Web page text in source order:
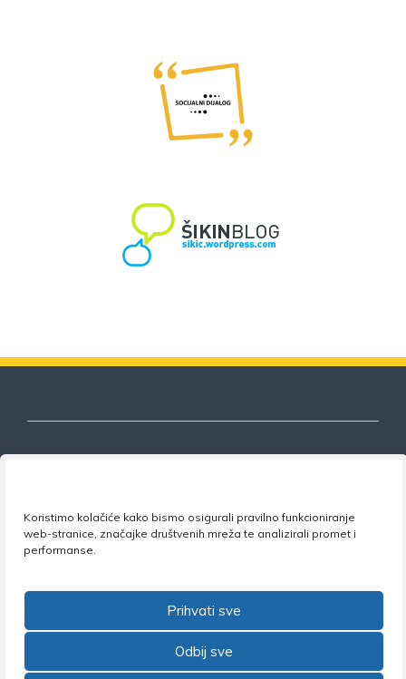
Koristimo kolačiće kako bismo osigurali pravilno funkcioniranje
web-stranice, značajke društvenih mreža te analizirali promet i
performanse.
Prihvati sve
Odbij sve
obrazovanja
•Facebook: NSZVO